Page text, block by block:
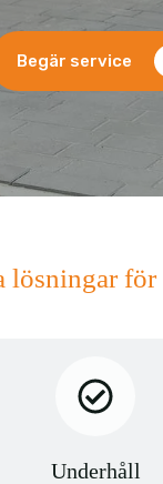
Begär service
lösningar för
Underhåll